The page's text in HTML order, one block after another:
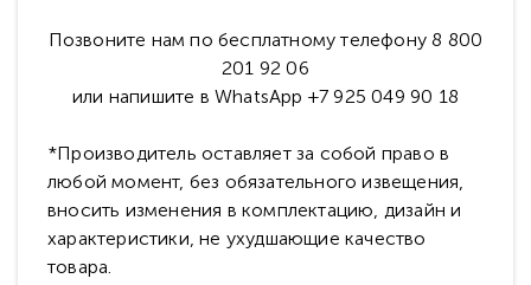
Позвоните нам по бесплатному телефону 8 800
201 92 06
или напишите в WhatsApp +7 925 049 90 18
*Производитель оставляет за собой право в
любой момент, без обязательного извещения,
вносить изменения в комплектацию, дизайн и
характеристики, не ухудшающие качество
товара.